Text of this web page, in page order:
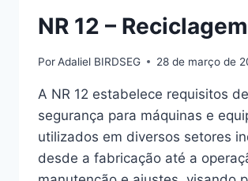
NR 12 – Reciclagem
PorAdaliel BIRDSEG 28 de março de
A NR 12 estabelece requisitos de
segurança para máquinas e
utilizados em diversos setores
desde a fabricação até a